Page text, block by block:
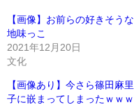
【画像】お前らの好きそうな
地味っこ
2021年12月20日
文化
【画像あり】今さら篠田麻里
子に嵌まってしまったｗｗｗ